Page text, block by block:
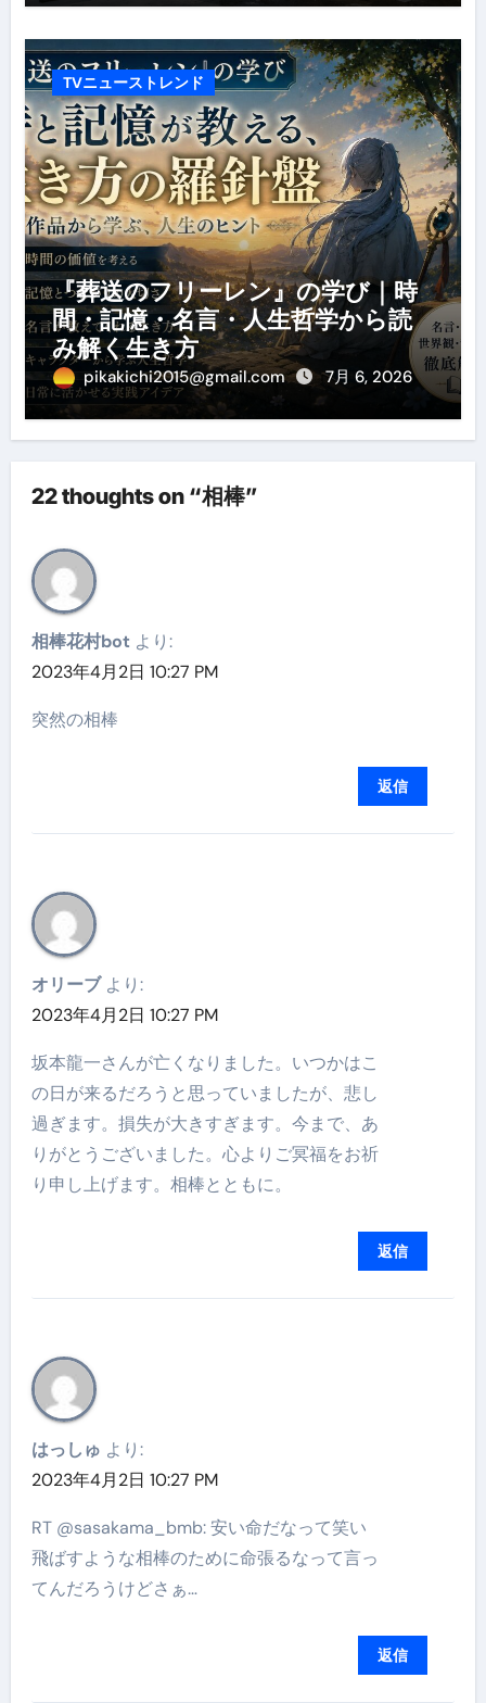
TVニューストレンド
『葬送のフリーレン』の学び｜時
間・記憶・名言・人生哲学から読
み解く生き方
pikakichi2015@gmail.com 7月 6, 2026
22 thoughts on “相棒”
相棒花村bot より:
2023年4月2日 10:27 PM
突然の相棒
返信
オリーブ より:
2023年4月2日 10:27 PM
坂本龍一さんが亡くなりました。いつかはこ
の日が来るだろうと思っていましたが、悲し
過ぎます。損失が大きすぎます。今まで、あ
りがとうございました。心よりご冥福をお祈
り申し上げます。相棒とともに。
返信
はっしゅ より:
2023年4月2日 10:27 PM
RT @sasakama_bmb: 安い命だなって笑い
飛ばすような相棒のために命張るなって言っ
てんだろうけどさぁ…
返信